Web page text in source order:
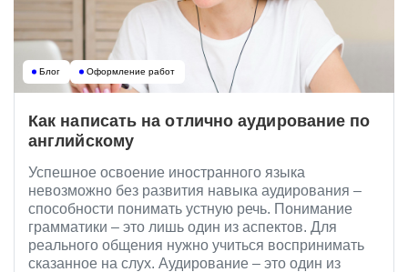
Блог Оформление работ
Как написать на отлично аудирование по
английскому
Успешное освоение иностранного языка
невозможно без развития навыка аудирования –
способности понимать устную речь. Понимание
грамматики – это лишь один из аспектов. Для
реального общения нужно учиться воспринимать
сказанное на слух. Аудирование – это один из